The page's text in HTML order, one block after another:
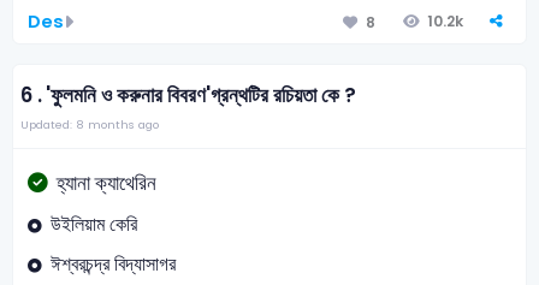
Des 8 10.2k
6 .'ফুলমনি ও করুনার বিবরণ'গ্রন্থটির রচিয়তা কে ?
Updated: 8 months ago
হ্যানা ক্যাথেরিন
উইলিয়াম কেরি
ঈশ্বরচন্দ্র বিদ্যাসাগর